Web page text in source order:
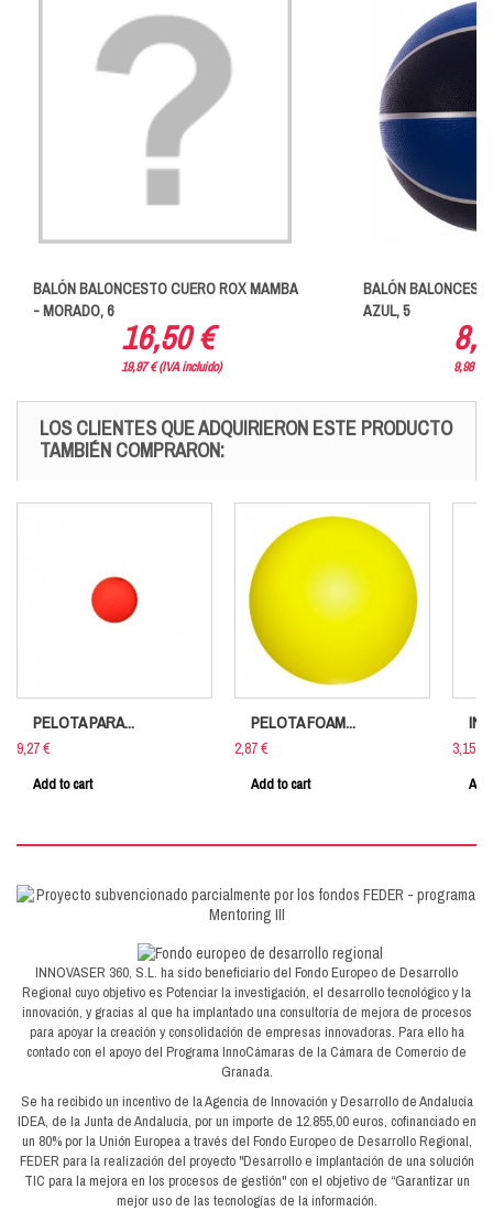
BALÓN BALONCESTO CUERO ROX MAMBA
- MORADO, 6
16,50 €
19,97 € (IVA incluido)
BALÓN
AZUL, 5
9,98 €
LOS CLIENTES QUE ADQUIRIERON ESTE PRODUCTO
TAMBIÉN COMPRARON:
PELOTA PARA...
9,27 €
Add to cart
PELOTA FOAM...
2,87 €
Add to cart
3,15 €
INNOVASER 360, S.L. ha sido beneficiario del Fondo Europeo de Desarrollo
Regional cuyo objetivo es Potenciar la investigación, el desarrollo tecnológico y la
innovación, y gracias al que ha implantado una consultoría de mejora de procesos
para apoyar la creación y consolidación de empresas innovadoras. Para ello ha
contado con el apoyo del Programa InnoCámaras de la Cámara de Comercio de
Granada.
Se ha recibido un incentivo de la Agencia de Innovación y Desarrollo de Andalucía
IDEA, de la Junta de Andalucía, por un importe de 12.855,00 euros, cofinanciado en
un 80% por la Unión Europea a través del Fondo Europeo de Desarrollo Regional,
FEDER para la realización del proyecto "Desarrollo e implantación de una solución
TIC para la mejora en los procesos de gestión" con el objetivo de “Garantizar un
mejor uso de las tecnologías de la información.